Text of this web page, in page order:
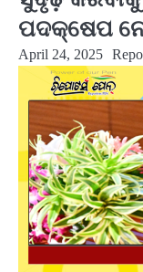
ପଦକ୍ଷେପ
April 24, 2025